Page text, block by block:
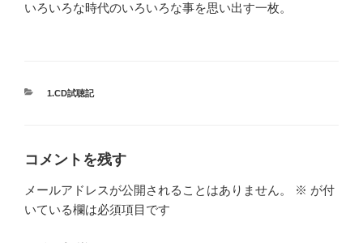
いろいろな時代のいろいろな事を思い出す一枚。
カ
1.CD試聴記
コメントを残す
メールアドレスが公開されることはありません。 ※ が付
いている欄は必須項目です